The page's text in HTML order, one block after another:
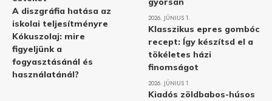
A diszgráfia hatása az
iskolai teljesítményre
Kókuszolaj: mire
figyeljünk a
fogyasztásánál és
használatánál?
2026. JÚNIUS 1.
Klasszikus epres gombóc
recept: Így készítsd el a
tökéletes házi
finomságot
2026. JÚNIUS 1.
Kiadós zöldbabos-húsos